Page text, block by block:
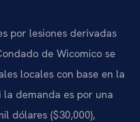
por lesiones derivadas
de Wicomico se
locales con base en la
la demanda es por una
dólares ($30,000),